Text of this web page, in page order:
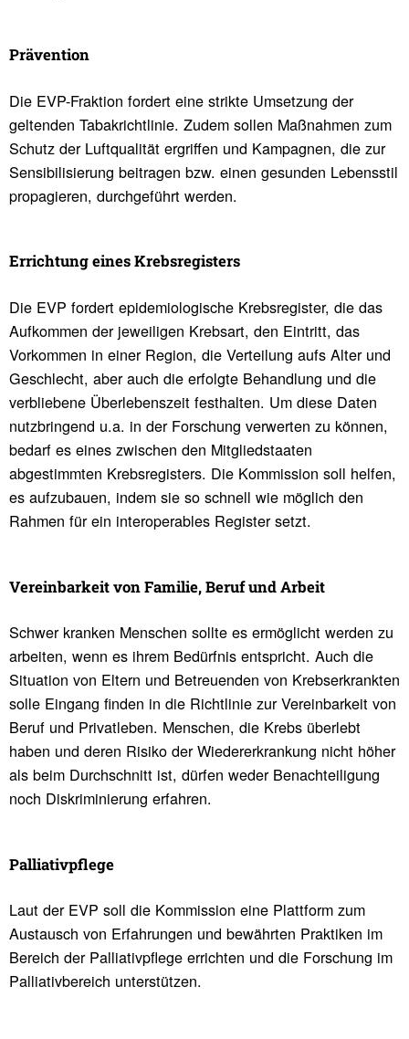
Präven­tion
Die EVP-Fraktion fordert eine strikte Umsetzung der
geltenden Tabakrichtlinie. Zudem sollen Maßnahmen zum
Schutz der Luftqualität ergriffen und Kampagnen, die zur
Sensibilisierung beitragen bzw. einen gesunden Lebensstil
propagieren, durchgeführt werden.
Errich­tung eines Krebs­re­gis­ters
Die EVP fordert epidemiologische Krebsregister, die das
Aufkommen der jeweiligen Krebsart, den Eintritt, das
Vorkommen in einer Region, die Verteilung aufs Alter und
Geschlecht, aber auch die erfolgte Behandlung und die
verbliebene Überlebenszeit festhalten. Um diese Daten
nutzbringend u.a. in der Forschung verwerten zu können,
bedarf es eines zwischen den Mitgliedstaaten
abgestimmten Krebsregisters. Die Kommission soll helfen,
es aufzubauen, indem sie so schnell wie möglich den
Rahmen für ein interoperables Register setzt.
Verein­bar­keit von Familie, Beruf und Arbeit
Schwer kranken Menschen sollte es ermöglicht werden zu
arbeiten, wenn es ihrem Bedürfnis entspricht. Auch die
Situation von Eltern und Betreuenden von Krebserkrankten
solle Eingang finden in die Richtlinie zur Vereinbarkeit von
Beruf und Privatleben. Menschen, die Krebs überlebt
haben und deren Risiko der Wiedererkrankung nicht höher
als beim Durchschnitt ist, dürfen weder Benachteiligung
noch Diskriminierung erfahren.
Pallia­tiv­pflege
Laut der EVP soll die Kommission eine Plattform zum
Austausch von Erfahrungen und bewährten Praktiken im
Bereich der Palliativpflege errichten und die Forschung im
Palliativbereich unterstützen.